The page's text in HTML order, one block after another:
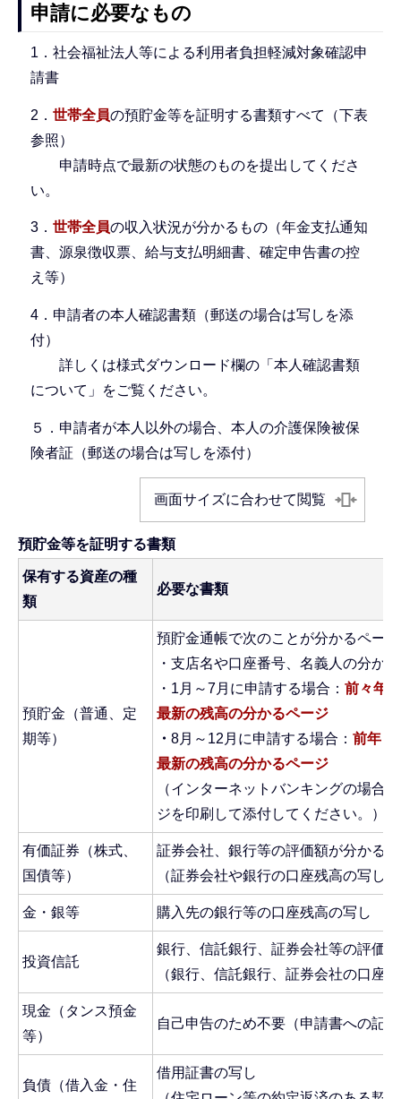
申請に必要なもの
1．社会福祉法人等による利用者負担軽減対象確認申
請書
2． 世帯全員の預貯金等を証明する書類すべて（下表
参照）
申請時点で最新の状態のものを提出してくださ
い。
3． 世帯全員の収入状況が分かるもの（年金支払通知
書、源泉徴収票、給与支払明細書、確定申告書の控
え等）
4．申請者の本人確認書類（郵送の場合は写しを添
付）
詳しくは様式ダウンロード欄の「本人確認書類
について」をご覧ください。
５．申請者が本人以外の場合、本人の介護保険被保
険者証（郵送の場合は写しを添付）
画面サイズに合わせて閲覧
預貯金等を証明する書類
保有する資産の種
類
必要な書類
預貯金（普通、定
期等）
預貯金通帳で次のことが分かるペー
・支店名や口座番号、名義人の分か
・1月～7月に申請する場合： 前々年
最新の残高の分かるページ
・ 8月～12月に申請する場合： 前年１
最新の残高の分かるページ
（インターネットバンキングの場合
ジを印刷して添付してください。）
有価証券（株式、
国債等）
証券会社、銀行等の評価額が分かる
（証券会社や銀行の口座残高の写し）
金・銀等 購入先の銀行等の口座残高の写し
投資信託
銀行、信託銀行、証券会社等の評価
（銀行、信託銀行、証券会社の口座
現金（タンス預金
等）
自己申告のため不要（申請書への記
負債（借入金・住
借用証書の写し